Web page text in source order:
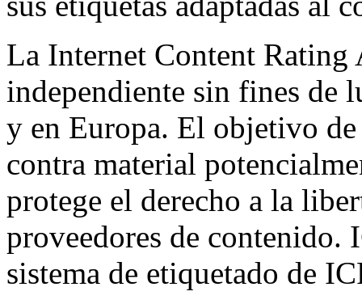
La Internet Content Rating
independiente sin fines de
y en Europa. El objetivo
contra material
protege el derecho a la
proveedores de contenido.
sistema de etiquetado de